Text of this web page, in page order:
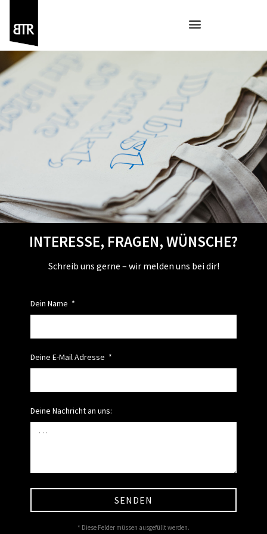
INTERESSE, FRAGEN, WÜNSCHE?
Schreib uns gerne – wir melden uns bei dir!
Dein Name
Deine E-Mail Adresse
Deine Nachricht an uns:
SENDEN
* Diese Felder müssen ausgefüllt werden.